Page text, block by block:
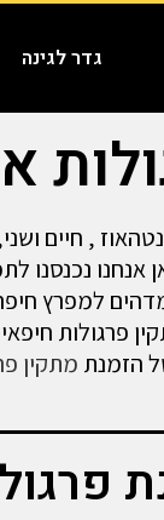
גדר לגינה
, חיים
אנחנו נכנסנו
למפרץ חיפה
פרגולות
הזמנת מתקין